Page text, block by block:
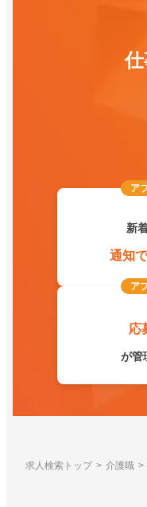
ア
新
通知
ア
応
が管
求人検索トップ 介護職